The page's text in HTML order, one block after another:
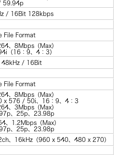
59.94p
/ 16Bit 128kbps
File Format
、8Mbps（Max）
（16：9、4：3）
48kHz / 16Bit
File Format
、8Mbps（Max）
x 576 / 50i、16：9、4：3
、3Mbps（Max）
、25p、23.98p
、1.2Mbps（Max）
、25p、23.98p
、16kHz（960 x 540、480 x 270）